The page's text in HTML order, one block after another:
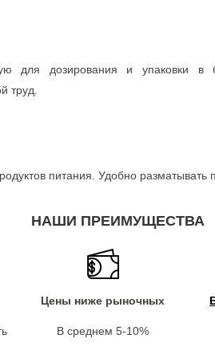
для дозирования и упаковки
труд.
питания. Удобно разматывать
НАШИ ПРЕИМУЩЕСТВА
Цены ниже рыночных
В среднем 5-10%